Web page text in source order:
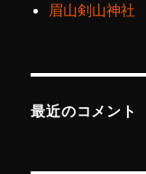
眉山剣山神社
最近のコメント